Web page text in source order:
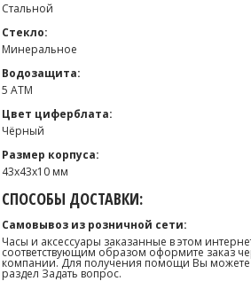
Стальной
Стекло:
Минеральное
Водозащита:
5 ATM
Цвет циферблата:
Чёрный
Размер корпуса:
43х43х10 мм
СПОСОБЫ ДОСТАВКИ:
Самовывоз из розничной сети:
Часы и аксессуары заказанные в этом
соответствующим образом оформите заказ
компании. Для получения помощи Вы можете
раздел Задать вопрос.